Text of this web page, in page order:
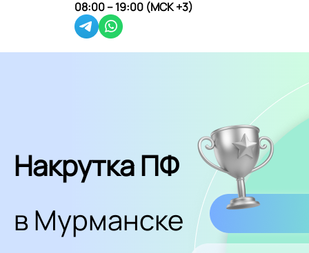
08:00 – 19:00 (МСК +3)
Накрутка ПФ
в Мурманске